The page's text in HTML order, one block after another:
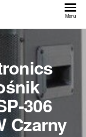
Menu
306
Czarny